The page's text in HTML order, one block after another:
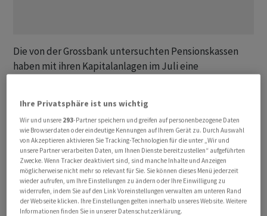
Die von der Grossbank untersuchten Pensionskassen
haben mit ihren Kapitalanlagen im Juli eine
von 3,91 Prozent. Die annualisierte Rendite seit 2006
beläuft sich auf 2,97 Prozent.
Allerdings waren die Unterschiede im Anlageerfolg der
verschiedenen Kassen im Juli erneut gross. Die
Bandbreite der Performance aller Pensionskassen
betrage 1,65 Prozentpunkte, schreibt die Grossbank.
Ihre Privatsphäre ist uns wichtig
Wir und unsere 293-Partner speichern und greifen auf personenbezogene Daten
wie Browserdaten oder eindeutige Kennungen auf Ihrem Gerät zu. Durch Auswahl
von Akzeptieren aktivieren Sie Tracking-Technologien für die unter „Wir und
unsere Partner verarbeiten Daten, um Ihnen Dienste bereitzustellen“ aufgeführten
Zwecke. Wenn Tracker deaktiviert sind, sind manche Inhalte und Anzeigen
möglicherweise nicht mehr so relevant für Sie. Sie können dieses Menü jederzeit
wieder aufrufen, um Ihre Einstellungen zu ändern oder Ihre Einwilligung zu
widerrufen, indem Sie auf den Link Voreinstellungen verwalten am unteren Rand
der Webseite klicken. Ihre Einstellungen gelten innerhalb unseres Website. Weitere
Informationen finden Sie in unserer Datenschutzerklärung.